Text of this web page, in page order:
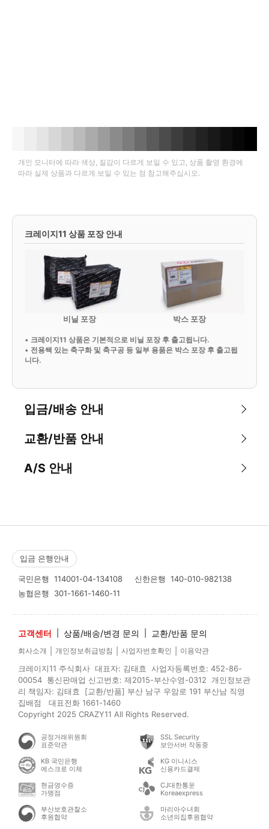
개인 모니터에 따라 색상, 질감이 다르게 보일 수 있고, 상품 촬영 환경에
따라 실제 상품과 다르게 보일 수 있는 점 참고해주십시오.
크레이지11 상품 포장 안내
비닐 포장 박스 포장
• 크레이지11 상품은 기본적으로 비닐 포장 후 출고됩니다.
• 전용쌕 있는 축구화 및 축구공 등 일부 용품은 박스 포장 후 출고됩
니다.
입금/배송 안내
교환/반품 안내
A/S 안내
입금 은행안내
국민은행 114001-04-134108 신한은행 140-010-982138
농협은행 301-1661-1460-11
고객센터 상품/배송/변경 문의 교환/반품 문의
회사소개 개인정보취급방침 사업자번호확인 이용약관
크레이지11 주식회사 대표자: 김태효 사업자등록번호: 452-86-
00054 통신판매업 신고번호: 제2015-부산수영-0312 개인정보관
리 책임자: 김태효 [교환/반품] 부산 남구 우암로 191 부산남 직영
집배점 대표전화 1661-1460
Copyright 2025 CRAZY11 All Rights Reserved.
공정거래위원회
표준약관
SSL Security
보안서버 작동중
KB 국민은행
에스크로 이체
KG 이니시스
신용카드결제
현금영수증
가맹점
CJ대한통운
Koreaexpress
부산보호관찰소
후원협약
마리아수녀회
소년의집후원협약